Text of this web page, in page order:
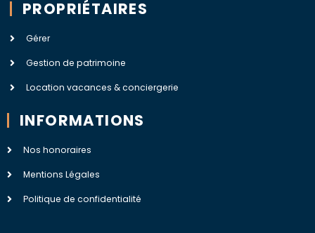
PROPRIÉTAIRES
Gérer
Gestion de patrimoine
Location vacances & conciergerie
INFORMATIONS
Nos honoraires
Mentions Légales
Politique de confidentialité